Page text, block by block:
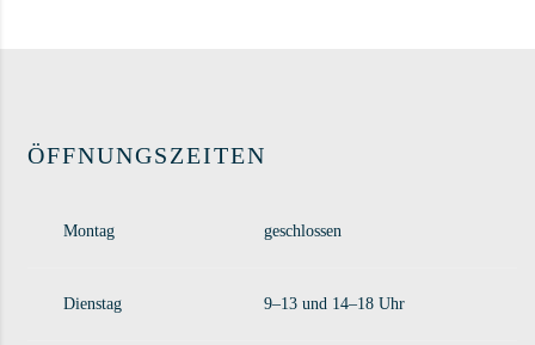
ÖFFNUNGSZEITEN
Montag geschlossen
Dienstag 9–13 und 14–18 Uhr